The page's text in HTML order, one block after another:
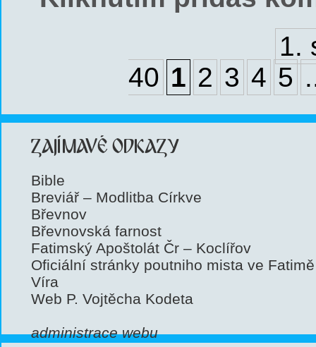
1.
40 1 2 3 4 5
ZAJÍMAVÉ ODKAZY
Bible
Breviář – Modlitba Církve
Břevnov
Břevnovská farnost
Fatimský Apoštolát Čr – Koclířov
Oficiální stránky poutniho mista ve Fatimě
Víra
Web P. Vojtěcha Kodeta
administrace webu